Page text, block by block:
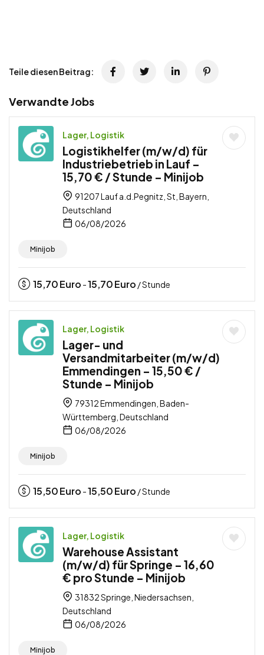
Teile diesen Beitrag:
Verwandte Jobs
Lager, Logistik
Logistikhelfer (m/w/d) für
Industriebetrieb in Lauf –
15,70 € / Stunde – Minijob
91207 Lauf a.d.Pegnitz, St, Bayern,
Deutschland
06/08/2026
Minijob
15,70Euro -15,70Euro / Stunde
Lager, Logistik
Lager- und
Versandmitarbeiter (m/w/d)
Emmendingen – 15,50 € /
Stunde – Minijob
79312 Emmendingen, Baden-
Württemberg, Deutschland
06/08/2026
Minijob
15,50Euro -15,50Euro / Stunde
Lager, Logistik
Warehouse Assistant
(m/w/d) für Springe – 16,60
€ pro Stunde – Minijob
31832 Springe, Niedersachsen,
Deutschland
06/08/2026
Minijob